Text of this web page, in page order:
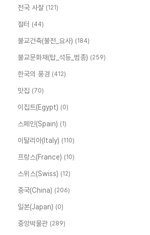
전국 사찰 (121)
절터 (44)
불교건축(불전_요사) (184)
불교문화재(탑_석등_범종) (259)
한국의 풍경 (412)
맛집 (70)
이집트(Egypt) (0)
스페인(Spain) (1)
이탈리아(Italy) (110)
프랑스(France) (10)
스위스(Swiss) (12)
중국(China) (206)
일본(Japan) (0)
중앙박물관 (289)